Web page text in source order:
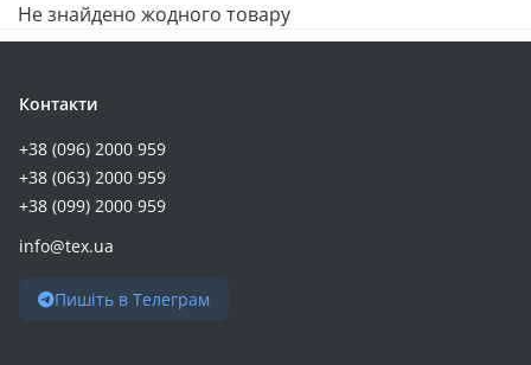
Не знайдено жодного товару
Контакти
+38 (096) 2000 959
+38 (063) 2000 959
+38 (099) 2000 959
info@tex.ua
Пишіть в Телеграм